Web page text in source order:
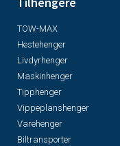
TOW-MAX
Hestehenger
Livdyrhenger
Maskinhenger
Tipphenger
Vippeplanshenger
Varehenger
Biltransporter